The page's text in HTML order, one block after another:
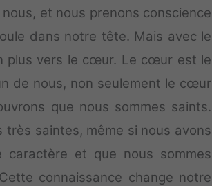
et nous prenons conscience
dans notre tête. Mais avec le
plus vers le cœur. Le cœur est le
de nous, non seulement le cœur
que nous sommes saints.
saintes, même si nous avons
et que nous sommes
connaissance change notre